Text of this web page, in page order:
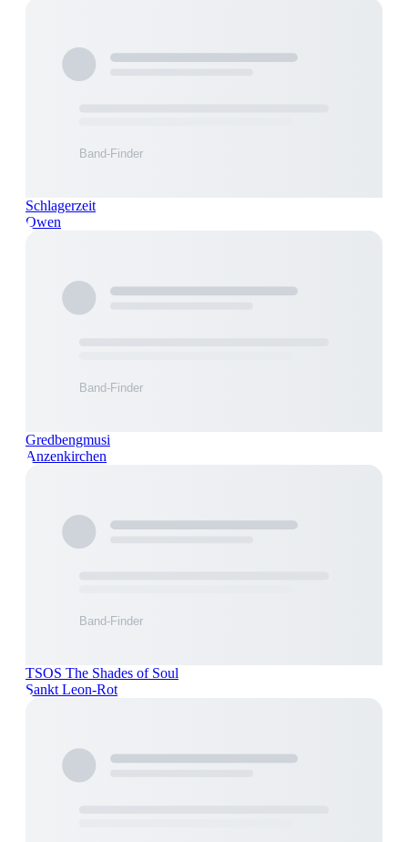
Schlagerzeit
Owen
Gredbengmusi
Anzenkirchen
TSOS The Shades of Soul
Sankt Leon-Rot